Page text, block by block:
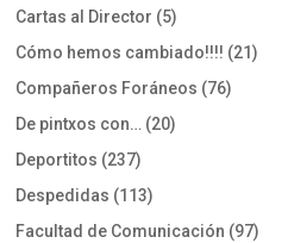
Cartas al Director (5)
Cómo hemos cambiado!!!! (21)
Compañeros Foráneos (76)
De pintxos con… (20)
Deportitos (237)
Despedidas (113)
Facultad de Comunicación (97)